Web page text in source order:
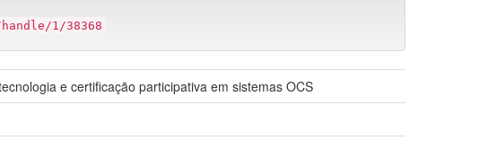
1/38368
e certificação participativa em sistemas OCS